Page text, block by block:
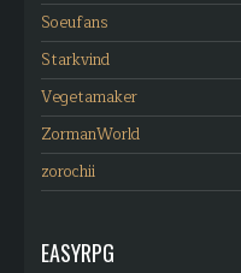
Soeufans
Starkvind
Vegetamaker
ZormanWorld
zorochii
EASYRPG